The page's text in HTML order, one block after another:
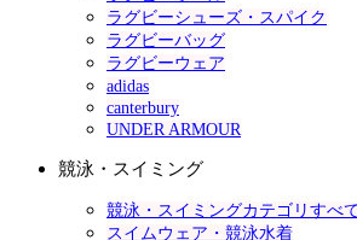
ラグビーシューズ・スパイク
ラグビーバッグ
ラグビーウェア
adidas
canterbury
UNDER ARMOUR
競泳・スイミング
競泳・スイミングカテゴリすべ
スイムウェア・競泳水着